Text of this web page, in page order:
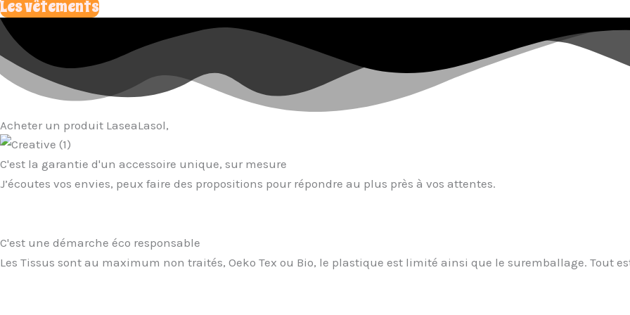
Les vêtements
Acheter un produit LaseaLasol,
C'est la garantie d'un accessoire unique, sur mesure
J’écoutes vos envies, peux faire des propositions pour répondre au plus près à vos attentes.
C'est une démarche éco responsable
Les Tissus sont au maximum non traités, Oeko Tex ou Bio, le plastique est limité ainsi que le suremballage. Tout